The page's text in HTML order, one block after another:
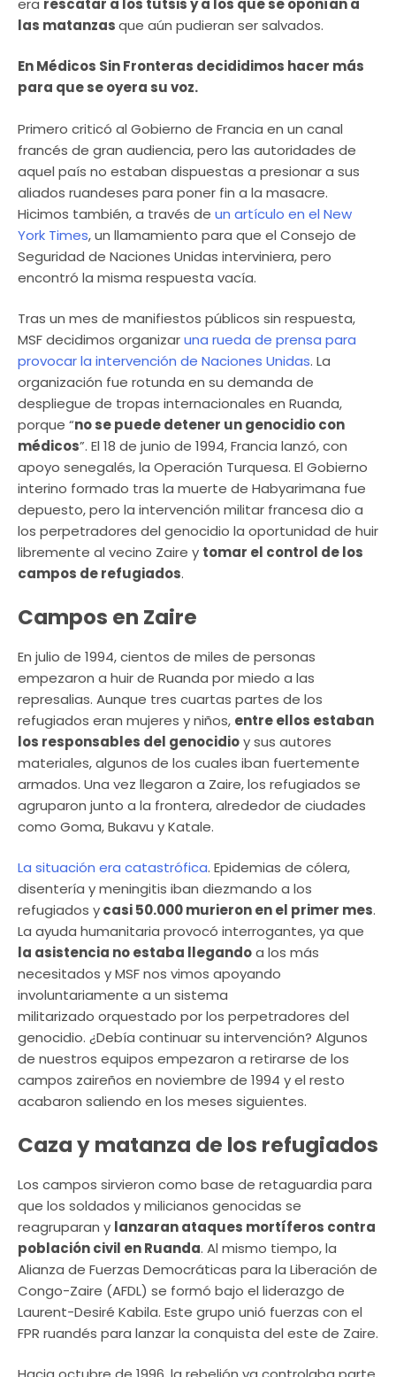
las matanzasque aún pudieran ser salvados.
En Médicos Sin Fronteras decididimos hacer más
para que se oyera su voz.
Primero criticó al Gobierno de Francia en un canal
francés de gran audiencia, pero las autoridades de
aquel país no estaban dispuestas a presionar a sus
aliados ruandeses para poner fin a la masacre.
Hicimos también, a través de un artículo en el New
York Times, un llamamiento para que el Consejo de
Seguridad de Naciones Unidas interviniera, pero
encontró la misma respuesta vacía.
Tras un mes de manifiestos públicos sin respuesta,
MSF decidimos organizaruna rueda de prensa para
provocar la intervención de Naciones Unidas. La
organización fue rotunda en su demanda de
despliegue de tropas internacionales en Ruanda,
porque “no se puede detener un genocidio con
médicos”. El 18 de junio de 1994, Francia lanzó, con
apoyo senegalés, la Operación Turquesa. El Gobierno
interino formado tras la muerte de Habyarimana fue
depuesto, pero la intervención militar francesa dio a
los perpetradores del genocidio la oportunidad de huir
libremente al vecino Zaire y tomar el control de los
campos de refugiados.
Campos en Zaire
En julio de 1994, cientos de miles de personas
empezaron a huir de Ruanda por miedo a las
represalias. Aunque tres cuartas partes de los
refugiados eran mujeres y niños, entre ellos estaban
los responsables del genocidioy sus autores
materiales, algunos de los cuales iban fuertemente
armados. Una vez llegaron a Zaire, los refugiados se
agruparon junto a la frontera, alrededor de ciudades
como Goma, Bukavu y Katale.
La situación era catastrófica. Epidemias de cólera,
disentería y meningitis iban diezmando a los
refugiados ycasi 50.000 murieron en el primer mes.
La ayuda humanitaria provocó interrogantes, ya que
la asistencia no estaba llegandoa los más
necesitados y MSF nos vimos apoyando
involuntariamente a un sistema
militarizado orquestado por los perpetradores del
genocidio. ¿Debía continuar su intervención? Algunos
de nuestros equipos empezaron a retirarse de los
campos zaireños en noviembre de 1994 y el resto
acabaron saliendo en los meses siguientes.
Caza y matanza de los refugiados
Los campos sirvieron como base de retaguardia para
que los soldados y milicianos genocidas se
reagruparan y lanzaran ataques mortíferos contra
población civil en Ruanda. Al mismo tiempo, la
Alianza de Fuerzas Democráticas para la Liberación de
Congo-Zaire (AFDL) se formó bajo el liderazgo de
Laurent-Desiré Kabila. Este grupo unió fuerzas con el
FPR ruandés para lanzar la conquista del este de Zaire.